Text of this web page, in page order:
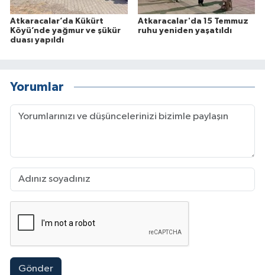
Atkaracalar’da Kükürt
Köyü’nde yağmur ve şükür
duası yapıldı
Atkaracalar'da 15 Temmuz
ruhu yeniden yaşatıldı
Yorumlar
Gönder